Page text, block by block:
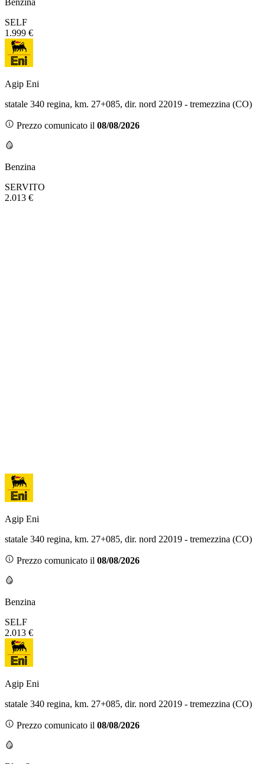
SELF
1.999 €
Agip Eni
statale 340 regina, km. 27+085, dir. nord 22019 - tremezzina (CO)
Prezzo comunicato il 08/08/2026
Benzina
SERVITO
2.013 €
Agip Eni
statale 340 regina, km. 27+085, dir. nord 22019 - tremezzina (CO)
Prezzo comunicato il 08/08/2026
Benzina
SELF
2.013 €
Agip Eni
statale 340 regina, km. 27+085, dir. nord 22019 - tremezzina (CO)
Prezzo comunicato il 08/08/2026